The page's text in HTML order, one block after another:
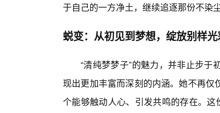
于自己的一方净土，继续追逐那份不染
蜕变：从初见到梦想，绽放别样
“清纯梦梦子”的魅力，并非止步
现出更加丰富而深刻的内涵。她不再
个能够触动人心、引发共鸣的存在。